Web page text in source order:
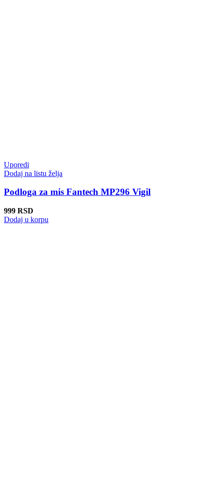
Uporedi
Dodaj na listu želja
Podloga za mis Fantech MP296 Vigil
999 RSD
Dodaj u korpu